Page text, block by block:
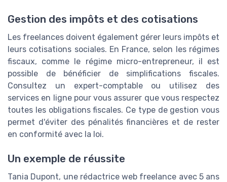
Gestion des impôts et des cotisations
Les freelances doivent également gérer leurs impôts et
leurs cotisations sociales. En France, selon les régimes
fiscaux, comme le régime micro-entrepreneur, il est
possible de bénéficier de simplifications fiscales.
Consultez un expert-comptable ou utilisez des
services en ligne pour vous assurer que vous respectez
toutes les obligations fiscales. Ce type de gestion vous
permet d'éviter des pénalités financières et de rester
en conformité avec la loi.
Un exemple de réussite
Tania Dupont, une rédactrice web freelance avec 5 ans